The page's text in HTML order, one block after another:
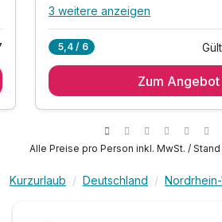
Alle Inklusivleistungen
2 x reichhaltiges Frühstück am
1 Flasche Mineralwasser auf
W-Lan
3 weitere anzeigen
5,4 / 6
Zum Angebot
Alle Preise pro Person inkl. MwSt. /
Kurzurlaub Deutschland